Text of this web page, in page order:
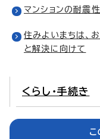
マンションの耐震
住みよいまちは、
と解決に向けて
くらし・手続き
こ